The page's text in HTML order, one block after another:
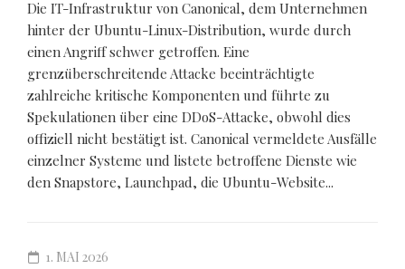
Die IT-Infrastruktur von Canonical, dem Unternehmen
hinter der Ubuntu-Linux-Distribution, wurde durch
einen Angriff schwer getroffen. Eine
grenzüberschreitende Attacke beeinträchtigte
zahlreiche kritische Komponenten und führte zu
Spekulationen über eine DDoS-Attacke, obwohl dies
offiziell nicht bestätigt ist. Canonical vermeldete Ausfälle
einzelner Systeme und listete betroffene Dienste wie
den Snapstore, Launchpad, die Ubuntu-Website...
1. MAI 2026